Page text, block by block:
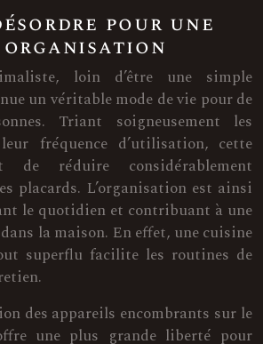
pour une
loin d’être une simple
un véritable mode de vie pour de
Triant soigneusement les
fréquence d’utilisation, cette
de réduire considérablement
placards. L’organisation est ainsi
le quotidien et contribuant à une
la maison. En effet, une cuisine
superflu facilite les routines de
des appareils encombrants sur le
une plus grande liberté pour